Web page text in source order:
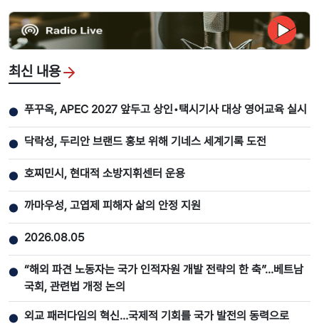
최신 내용
● 푸꾸옥, APEC 2027 앞두고 상인•택시기사 대상 영어교육 실시
● 닥락성, 두리안 브랜드 홍보 위해 기네스 세계기록 도전
● 호찌민시, 현대적 소방지휘센터 운용
● 까마우성, 고엽제 피해자 삶의 안정 지원
● 2026.08.05
● “해외 파견 노동자는 국가 인적자원 개발 전략의 한 축”…베트남
국회, 관련법 개정 논의
● 외교 패러다임의 혁신…국제적 기회를 국가 발전의 동력으로